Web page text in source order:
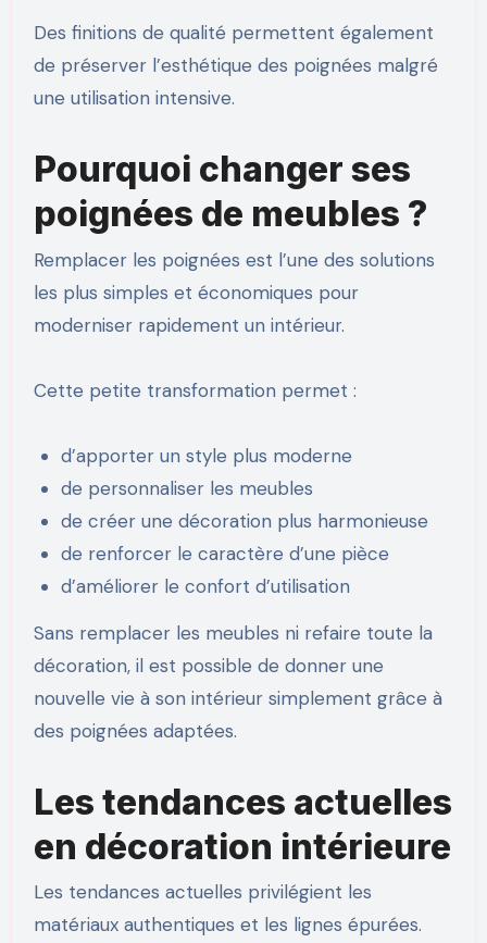
Des finitions de qualité permettent également
de préserver l’esthétique des poignées malgré
une utilisation intensive.
Pourquoi changer ses
poignées de meubles ?
Remplacer les poignées est l’une des solutions
les plus simples et économiques pour
moderniser rapidement un intérieur.
Cette petite transformation permet :
d’apporter un style plus moderne
de personnaliser les meubles
de créer une décoration plus harmonieuse
de renforcer le caractère d’une pièce
d’améliorer le confort d’utilisation
Sans remplacer les meubles ni refaire toute la
décoration, il est possible de donner une
nouvelle vie à son intérieur simplement grâce à
des poignées adaptées.
Les tendances actuelles
en décoration intérieure
Les tendances actuelles privilégient les
matériaux authentiques et les lignes épurées.